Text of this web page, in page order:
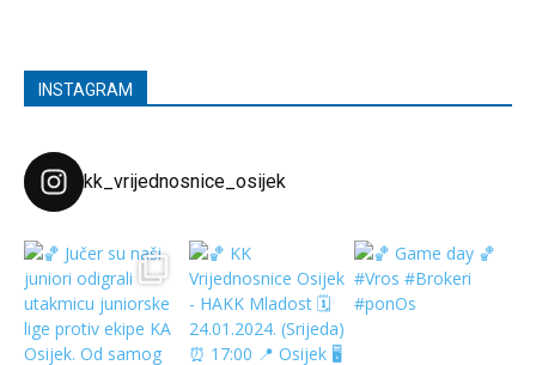
INSTAGRAM
kk_vrijednosnice_osijek